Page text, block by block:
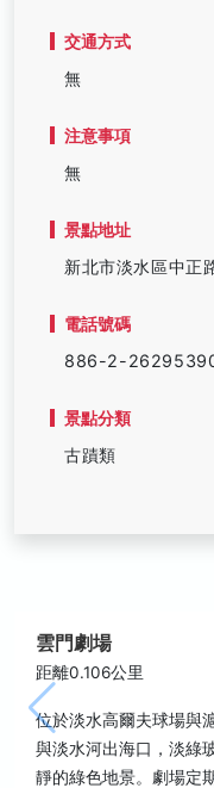
交通方式
無
注意事項
無
景點地址
新北市淡水區中正
電話號碼
886-2-
景點分類
古蹟類
雲門劇場
距離0.106公里
位於淡水高爾夫球場與
與淡水河出海口，淡綠
靜的綠色地景。劇場定